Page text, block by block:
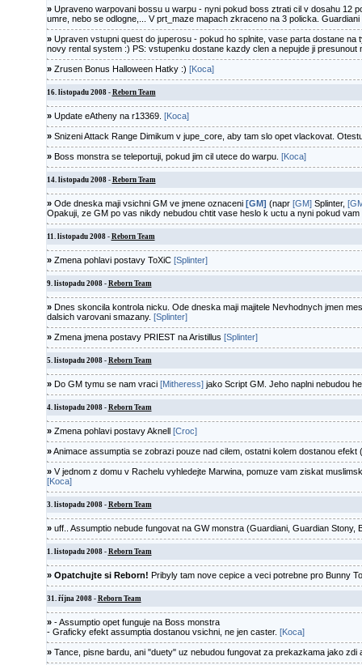
»Upraveno warpovani bossu u warpu - nyni pokud boss ztrati cil v dosahu 12
umre, nebo se odlogne,... V prt_maze mapach zkraceno na 3 policka.
»Upraven vstupni quest do juperosu - pokud ho splnite, vase parta dostane
novy rental system :) PS: vstupenku dostane kazdy clen a nepujde ji presunout
»Zrusen Bonus Halloween Hatky :) [Koca]
16. listopadu 2008 - Reborn Team
»Update eAtheny na r13369. [Koca]
»Snizeni Attack Range Dimikum v jupe_core, aby tam slo opet vlackovat.
»Boss monstra se teleportuji, pokud jim cil utece do warpu. [Koca]
14. listopadu 2008 - Reborn Team
»Ode dneska maji vsichni GM ve jmene oznaceni [GM] (napr [GM]Splinter,
Opakuji, ze GM po vas nikdy nebudou chtit vase heslo k uctu a nyni pokud
11. listopadu 2008 - Reborn Team
»Zmena pohlavi postavy ToXiC [Splinter]
9. listopadu 2008 - Reborn Team
»Dnes skoncila kontrola nicku. Ode dneska maji majitele Nevhodnych jmen
dalsich varovani smazany. [Splinter]
»Zmena jmena postavy PRIEST na Aristillus [Splinter]
5. listopadu 2008 - Reborn Team
»Do GM tymu se nam vraci [Mitheress]jako Script GM. Jeho naplni nebudou
4. listopadu 2008 - Reborn Team
»Zmena pohlavi postavy Aknell [Croc]
»Animace assumptia se zobrazi pouze nad cilem, ostatni kolem dostanou
»V jednom z domu v Rachelu vyhledejte Marwina, pomuze vam ziskat
[Koca]
3. listopadu 2008 - Reborn Team
»uff.. Assumptio nebude fungovat na GW monstra (Guardiani, Guardian Stony,
1. listopadu 2008 - Reborn Team
» Opatchujte si Reborn! Pribyly tam nove cepice a veci potrebne pro Bunny
31. října 2008 - Reborn Team
»- Assumptio opet funguje na Boss monstra
- Graficky efekt assumptia dostanou vsichni, ne jen caster. [Koca]
»Tance, pisne bardu, ani "duety" uz nebudou fungovat za prekazkama jako